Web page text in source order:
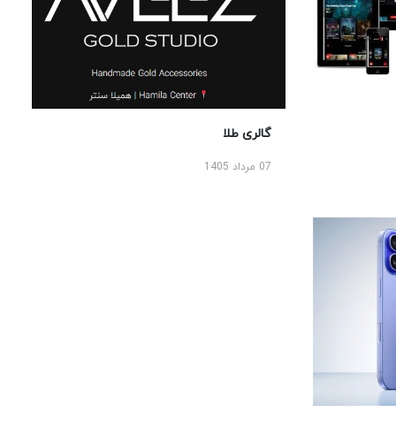
گالری طلا
07 مرداد 1405